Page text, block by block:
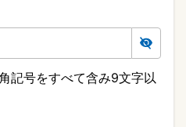
記号をすべて含み9文字以